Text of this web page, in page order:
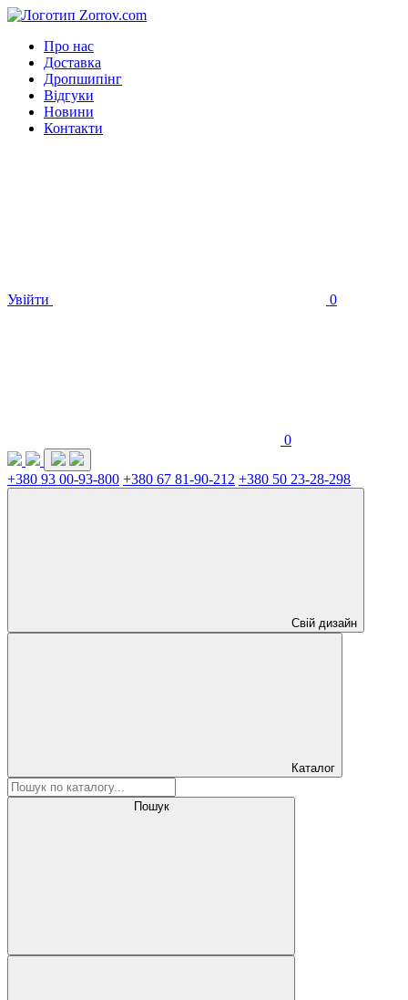
Про нас
Доставка
Дропшипінг
Відгуки
Новини
Контакти
Увійти 0
0
+380 93 00-93-800 +380 67 81-90-212 +380 50 23-28-298
Свій дизайн
Каталог
Пошук